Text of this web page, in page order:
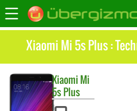
Xiaomi Mi 5s Plus :
Xiaomi Mi
5s Plus